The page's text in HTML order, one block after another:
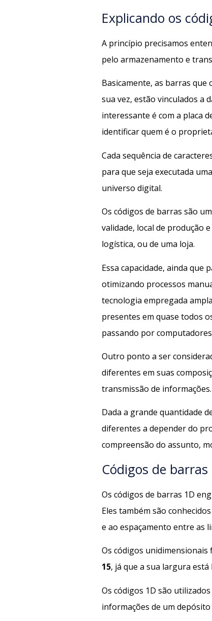
Explicando os
A princípio precisamos
pelo armazenamento e
Basicamente, as barras que
sua vez, estão vinculados a
interessante é com a placa
identificar quem é o
Cada sequência de
para que seja executada
universo digital.
Os códigos de barras são
validade, local de produção
logística, ou de uma loja.
Essa capacidade, ainda
otimizando processos
tecnologia empregada
presentes em quase todos
passando por
Outro ponto a ser
diferentes em suas
transmissão de informações.
Dada a grande quantidade
diferentes a depender do
compreensão do assunto,
Códigos de
Os códigos de barras 1D
Eles também são
e ao espaçamento entre as
Os códigos unidimensionais
15, já que a sua largura
Os códigos 1D são
informações de um